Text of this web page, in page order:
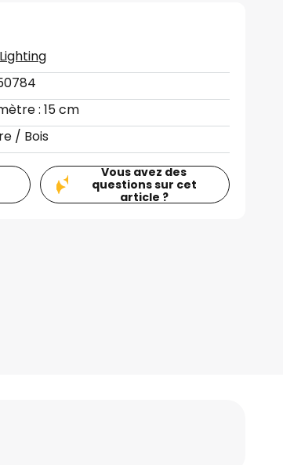
: 15 cm
/ Bois
Vous avez des
questions sur cet
article ?